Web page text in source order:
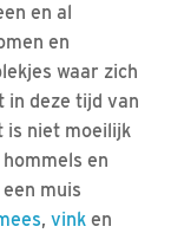
en al
en
waar zich
in deze tijd van
is niet moeilijk
en
muis
, vink en